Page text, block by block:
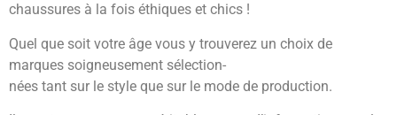
chaussures à la fois éthiques et chics !
Quel que soit votre âge vous y trouverez un choix de
marques soigneusement sélection-
nées tant sur le style que sur le mode de production.